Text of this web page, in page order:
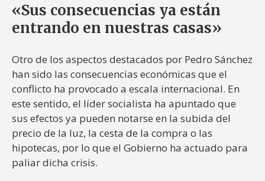
«Sus consecuencias ya están
entrando en nuestras casas»
Otro de los aspectos destacados por Pedro Sánchez
han sido las consecuencias económicas que el
conflicto ha provocado a escala internacional. En
este sentido, el líder socialista ha apuntado que
sus efectos ya pueden notarse en la subida del
precio de la luz, la cesta de la compra o las
hipotecas, por lo que el Gobierno ha actuado para
paliar dicha crisis.